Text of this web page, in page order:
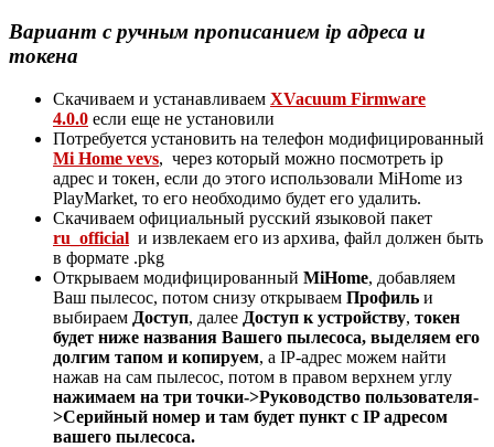
Вариант с ручным прописанием ip адреса и
токена
Скачиваем и устанавливаем XVacuum Firmware
4.0.0 если еще не установили
Потребуется установить на телефон модифицированный
Mi Home vevs, через который можно посмотреть ip
адрес и токен, если до этого использовали MiHome из
PlayMarket, то его необходимо будет его удалить.
Скачиваем официальный русский языковой пакет
ru_official и извлекаем его из архива, файл должен быть
в формате .pkg
Открываем модифицированный MiHome, добавляем
Ваш пылесос, потом снизу открываем Профиль и
выбираем Доступ, далее Доступ к устройству, токен
будет ниже названия Вашего пылесоса, выделяем его
долгим тапом и копируем, а IP-адрес можем найти
нажав на сам пылесос, потом в правом верхнем углу
нажимаем на три точки->Руководство пользователя-
>Серийный номер и там будет пункт с IP адресом
вашего пылесоса.